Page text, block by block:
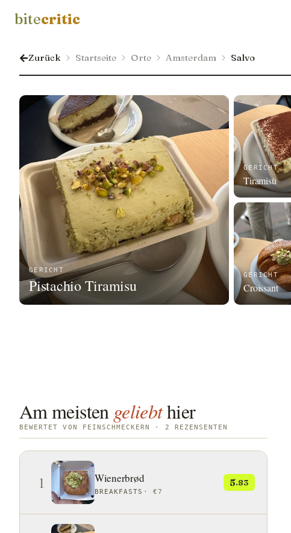
bitecritic
Zurück Startseite Orte Amsterdam Salvo
GERICHT
Pistachio Tiramisu
GERICHT
Tiramisù
GERICHT
Croissant
Am meisten geliebthier
BEWERTET VON FEINSCHMECKERN · 2 REZENSENTEN
1 Wienerbrød
BREAKFASTS · €7
5.83